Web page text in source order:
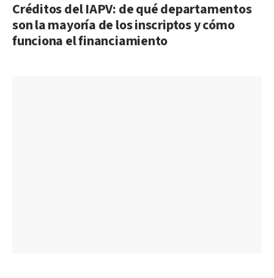
Créditos del IAPV: de qué departamentos
son la mayoría de los inscriptos y cómo
funciona el financiamiento